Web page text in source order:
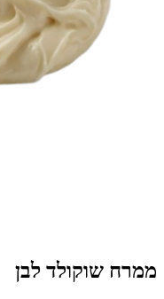
ממרח שוקולד לבן